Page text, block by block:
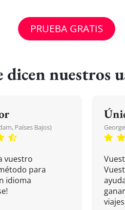
PRUEBA GRATIS
dicen nuestros
Países Bajos)
vuestro
para
idioma